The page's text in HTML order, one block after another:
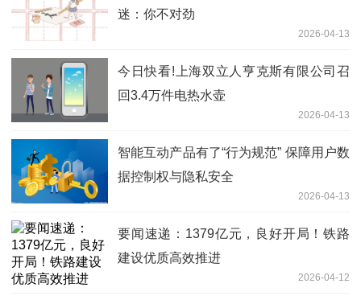
迷：你不对劲
2026-04-13
今日快看!上海双立人亨克斯有限公司召
回3.4万件电热水壶
2026-04-13
智能互动产品有了“行为规范” 保障用户数
据控制权与隐私安全
2026-04-13
要闻速递：1379亿元，良好开局！铁路
建设优质高效推进
2026-04-12